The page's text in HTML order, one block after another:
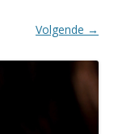
Volgende →